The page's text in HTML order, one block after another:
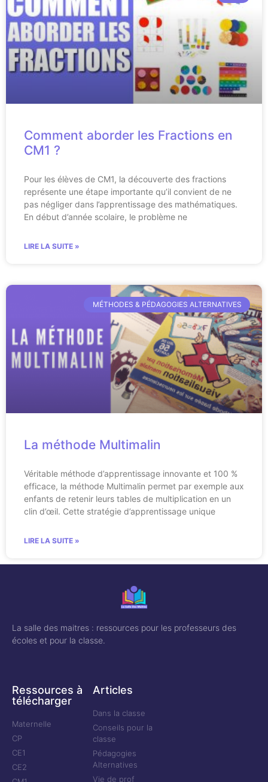
Comment aborder les Fractions en
CM1 ?
Pour les élèves de CM1, la découverte des fractions
représente une étape importante qu’il convient de ne
pas négliger dans l’apprentissage des mathématiques.
En début d’année scolaire, le problème ne
LIRE LA SUITE »
MÉTHODES & PÉDAGOGIES ALTERNATIVES
La méthode Multimalin
Véritable méthode d’apprentissage innovante et 100 %
efficace, la méthode Multimalin permet par exemple aux
enfants de retenir leurs tables de multiplication en un
clin d’œil. Cette stratégie d’apprentissage unique
LIRE LA SUITE »
La salle des maitres : ressources pour les professeurs des
écoles et pour la classe.
Ressources à
télécharger
Maternelle
CP
CE1
CE2
Articles
Dans la classe
Conseils pour la
classe
Pédagogies
Alternatives
Vie de prof